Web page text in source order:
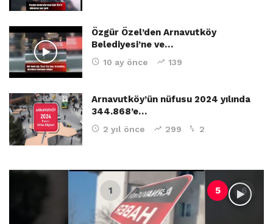
Özgür Özel’den Arnavutköy
Belediyesi’ne ve…
10 ay önce 139
Arnavutköy’ün nüfusu 2024 yılında
344.868’e…
2 yıl önce 299 2